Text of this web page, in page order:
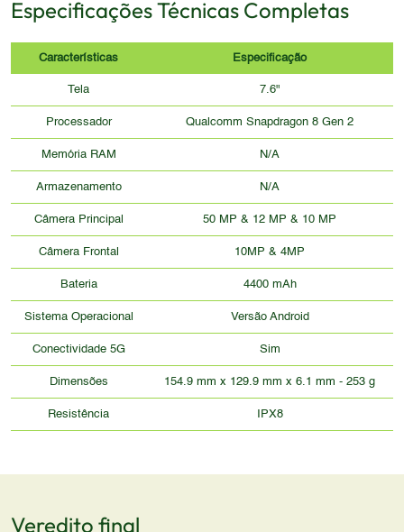
usuários. A combinação de design premium e
funcionalidades inovadoras o torna um dispositivo
atraente, mas é importante considerar os pontos de
atenção em relação à durabilidade e ergonomia.
Especificações Técnicas Completas
Características Especificação
Tela 7.6"
Processador Qualcomm Snapdragon 8 Gen 2
Memória RAM N/A
Armazenamento N/A
Câmera Principal 50 MP & 12 MP & 10 MP
Câmera Frontal 10MP & 4MP
Bateria 4400 mAh
Sistema Operacional Versão Android
Conectividade 5G Sim
Dimensões 154.9 mm x 129.9 mm x 6.1 mm - 253 g
Resistência IPX8
Veredito final